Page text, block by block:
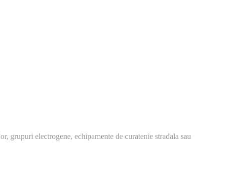
grupuri electrogene, echipamente de curatenie stradala sau